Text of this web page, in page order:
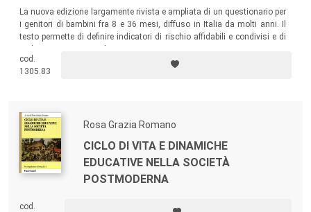
La nuova edizione largamente rivista e ampliata di un questionario per
i genitori di bambini fra 8 e 36 mesi, diffuso in Italia da molti anni. Il
testo permette di definire indicatori di rischio affidabili e condivisi e di
cod.
1305.83
Rosa Grazia Romano
CICLO DI VITA E DINAMICHE
EDUCATIVE NELLA SOCIETÀ
POSTMODERNA
cod.